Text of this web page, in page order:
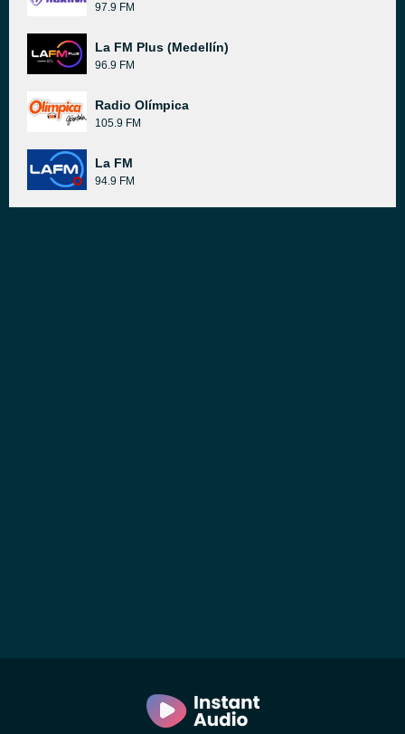
97.9 FM
La FM Plus (Medellín)
96.9 FM
Radio Olímpica
105.9 FM
La FM
94.9 FM